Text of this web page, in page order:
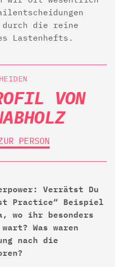
die reine
Lastenhefts.
VON
PERSON
Verrätst Du
Practice“ Beispiel
wo ihr besonders
Was waren
nach die